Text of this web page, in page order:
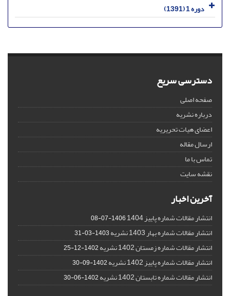
دوره 1 (1391)
دسترسی سریع
صفحه اصلی
درباره نشریه
اعضای هیات تحریریه
ارسال مقاله
تماس با ما
نقشه سایت
آخرین اخبار
انتشار مقالات شماره پاییز 1404 1406-07-08
انتشار مقالات شماره بهار 1403 نشریه 1403-03-31
انتشار مقالات شماره زمستان 1402 نشریه 1402-12-25
انتشار مقالات شماره پاییز 1402 نشریه 1402-09-30
انتشار مقالات شماره تابستان 1402 نشریه 1402-06-30